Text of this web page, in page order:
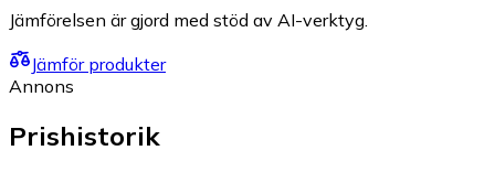
Jämförelsen är gjord med stöd av AI-verktyg.
Jämför produkter
Annons
Prishistorik